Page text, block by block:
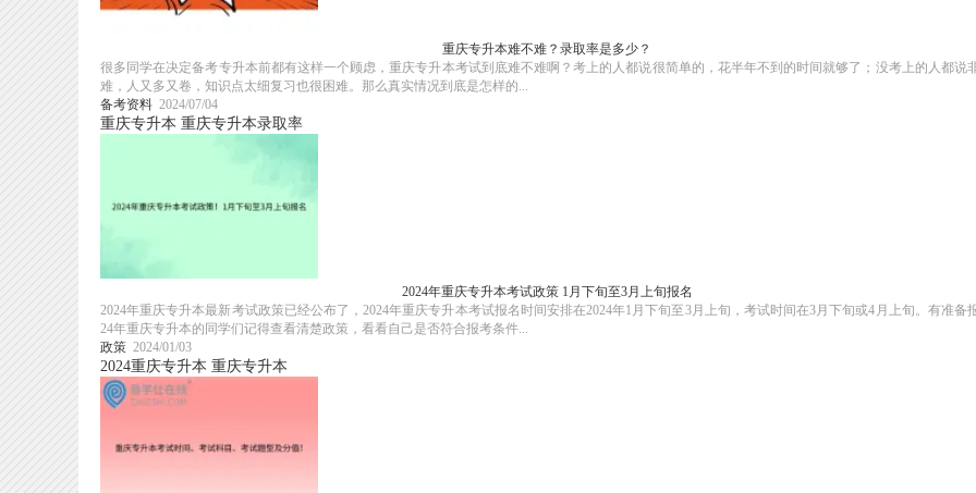
重庆专升本难不难？录取率是多少？
很多同学在决定备考专升本前都有这样一个顾虑，重庆专升本考试到底难不难啊？考上的人都说很简单的，花半年不到的时间就够了；没考上的人都说
难，人又多又卷，知识点太细复习也很困难。那么真实情况到底是怎样的...
备考资料 2024/07/04
重庆专升本 重庆专升本录取率
2024年重庆专升本考试政策 1月下旬至3月上旬报名
2024年重庆专升本最新考试政策已经公布了，2024年重庆专升本考试报名时间安排在2024年1月下旬至3月上旬，考试时间在3月下旬或4月上旬。有准备
24年重庆专升本的同学们记得查看清楚政策，看看自己是否符合报考条件...
政策 2024/01/03
2024重庆专升本 重庆专升本